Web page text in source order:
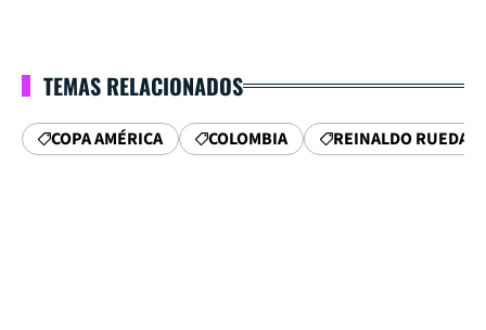
TEMAS RELACIONADOS
COPA AMÉRICA COLOMBIA REINALDO RUEDA